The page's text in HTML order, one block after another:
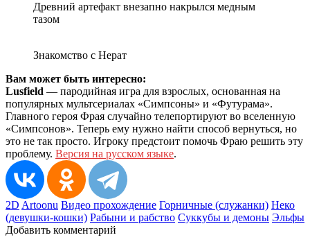
Древний артефакт внезапно накрылся медным
тазом
Знакомство с Нерат
Вам может быть интересно:
Lusfield — пародийная игра для взрослых, основанная на
популярных мультсериалах «Симпсоны» и «Футурама».
Главного героя Фрая случайно телепортируют во вселенную
«Симпсонов». Теперь ему нужно найти способ вернуться, но
это не так просто. Игроку предстоит помочь Фраю решить эту
проблему. Версия на русском языке.
2D Artoonu Видео прохождение Горничные (служанки) Неко
(девушки-кошки) Рабыни и рабство Суккубы и демоны Эльфы
Добавить комментарий